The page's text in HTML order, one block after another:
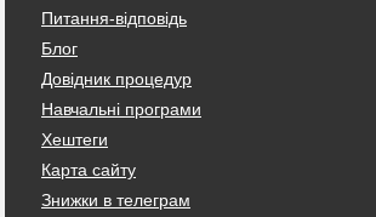
Питання-відповідь
Блог
Довідник процедур
Навчальні програми
Хештеги
Карта сайту
Знижки в телеграм